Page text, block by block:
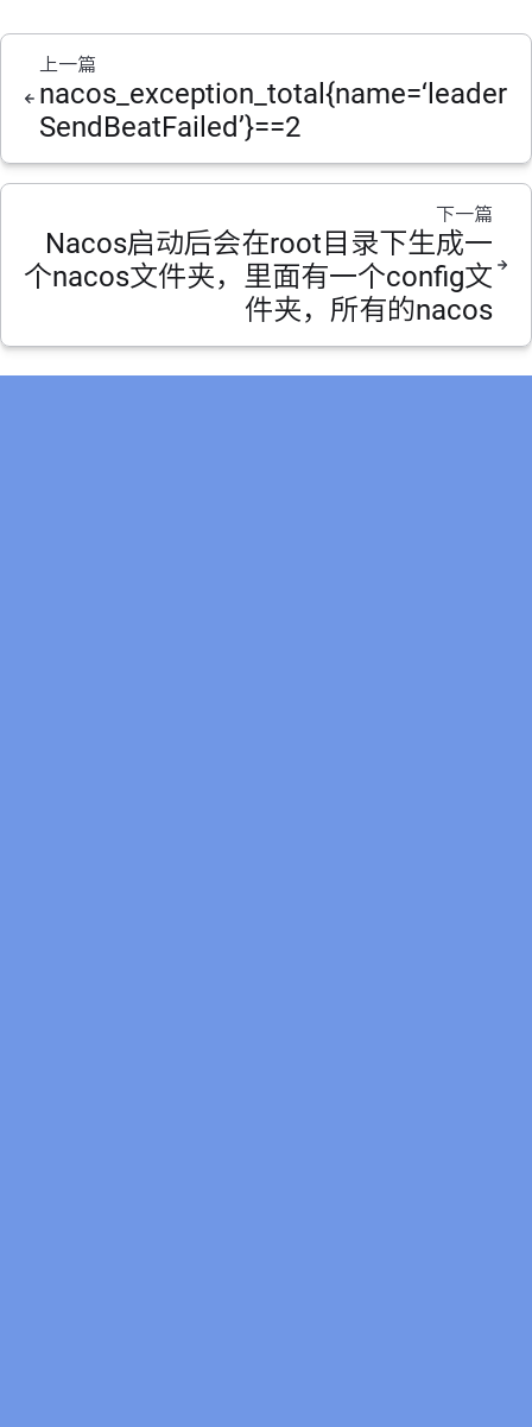
上一篇
nacos_exception_total{name=‘leader
SendBeatFailed’}==2
下一篇
Nacos启动后会在root目录下生成一
个nacos文件夹，里面有一个config文
件夹，所有的nacos